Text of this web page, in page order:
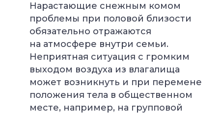
Нарастающие снежным комом
проблемы при половой близости
обязательно отражаются
на атмосфере внутри семьи.
Неприятная ситуация с громким
выходом воздуха из влагалища
может возникнуть и при перемене
положения тела в общественном
месте, например, на групповой